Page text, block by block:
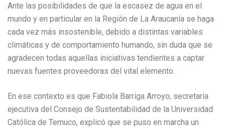
Ante las posibilidades de que la escasez de agua en el
mundo y en particular en la Región de La Araucanía se haga
cada vez más insostenible, debido a distintas variables
climáticas y de comportamiento humando, sin duda que se
agradecen todas aquellas iniciativas tendientes a captar
nuevas fuentes proveedoras del vital elemento.
En ese contexto es que Fabiola Barriga Arroyo, secretaria
ejecutiva del Consejo de Sustentabilidad de la Universidad
Católica de Temuco, explicó que se puso en marcha un